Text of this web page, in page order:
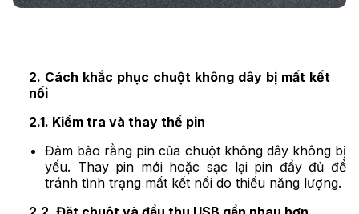
2. Cách khắc phục chuột không dây bị mất kết
nối
2.1. Kiểm tra và thay thế pin
Đảm bảo rằng pin của chuột không dây không bị
yếu. Thay pin mới hoặc sạc lại pin đầy đủ để
tránh tình trạng mất kết nối do thiếu năng lượng.